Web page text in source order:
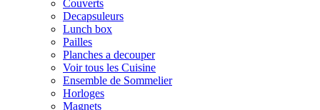
Couverts
Decapsuleurs
Lunch box
Pailles
Planches a decouper
Voir tous les Cuisine
Ensemble de Sommelier
Horloges
Magnets